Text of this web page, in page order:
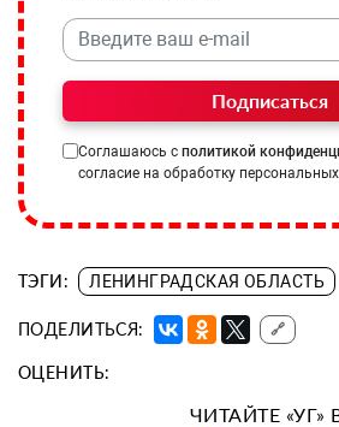
Подписаться
Соглашаюсь с политикой
согласие на обработку
ТЭГИ: ЛЕНИНГРАДСКАЯ ОБЛАСТЬ
ПОДЕЛИТЬСЯ: 🔗
ОЦЕНИТЬ:
ЧИТАЙТЕ «УГ»